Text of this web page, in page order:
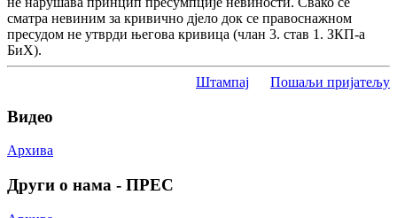
сматра невиним за кривично дјело док се правоснажном
пресудом не утврди његова кривица (члан 3. став 1. ЗКП-а
БиХ).
Штампај Пошаљи пријатељу
Видео
Архива
Други о нама - ПРЕС